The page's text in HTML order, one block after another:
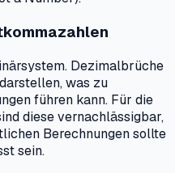
Dezimalbrüche
was zu
führen kann. Für die
diese vernachlässigbar,
Berechnungen sollte
sein.